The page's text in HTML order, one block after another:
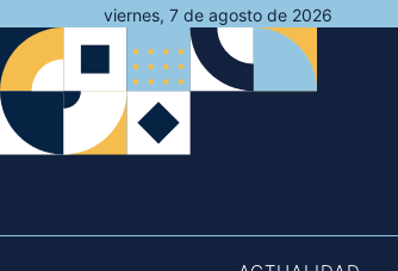
al
contenido
viernes, 7 de agosto de 2026